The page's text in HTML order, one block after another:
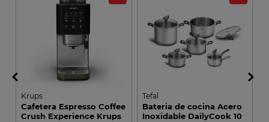
Krups
Cafetera Espresso Coffee
Crush Experience Krups
Tefal
Bateria de cocina Acero
Inoxidable DailyCook 10